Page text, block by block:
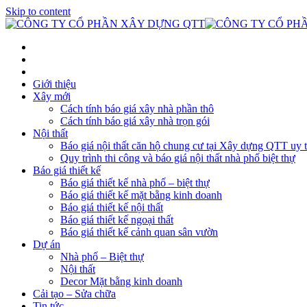
Skip to content
Giới thiệu
Xây mới
Cách tính báo giá xây nhà phần thô
Cách tính báo giá xây nhà trọn gói
Nội thất
Báo giá nội thất căn hộ chung cư tại Xây dựng QTT uy
Quy trình thi công và báo giá nội thất nhà phố biệt thự
Báo giá thiết kế
Báo giá thiết kế nhà phố – biệt thự
Báo giá thiết kế mặt bằng kinh doanh
Báo giá thiết kế nội thất
Báo giá thiết kế ngoại thất
Báo giá thiết kế cảnh quan sân vườn
Dự án
Nhà phố – Biệt thự
Nội thất
Decor Mặt bằng kinh doanh
Cải tạo – Sửa chữa